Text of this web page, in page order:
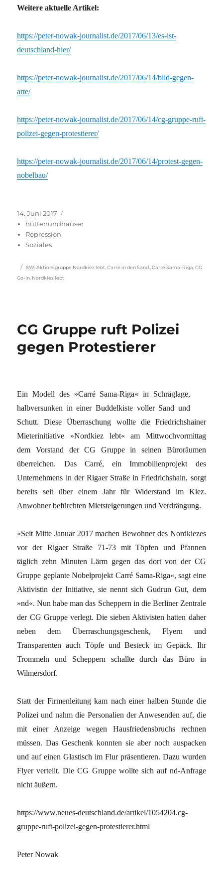
Weitere aktuelle Artikel:
https://peter-nowak-journalist.de/2017/06/13/es-ist-
deutschland-hier/
https://peter-nowak-journalist.de/2017/06/14/bild-gegen-
arte/
https://peter-nowak-journalist.de/2017/06/14/cg-gruppe-ruft-
polizei-gegen-protestierer/
https://peter-nowak-journalist.de/2017/06/14/protest-gegen-
nobelbau/
Veröffentlicht
am
14. Juni 2017
hüttenundhäuser
Repression
Soziales
Schlagwörter
SW: Aktionsgruppe Nordkiez lebt ,Carrè in den Sand. ,Carré Sama-Riga ,CG
Go-In Nordkiez lebt
CG Gruppe ruft Polizei
gegen Protestierer
Ein Modell des »Carré Sama-Riga« in Schräglage,
halbversunken in einer Buddelkiste voller Sand und
Schutt. Diese Überraschung wollte die Friedrichshainer
Mieterinitiative »Nordkiez lebt« am Mittwochvormittag
dem Vorstand der CG Gruppe in seinen Büroräumen
überreichen. Das Carré, ein Immobilienprojekt des
Unternehmens in der Rigaer Straße in Friedrichshain, sorgt
bereits seit über einem Jahr für Widerstand im Kiez.
Anwohner befürchten Mietsteigerungen und Verdrängung.
»Seit Mitte Januar 2017 machen Bewohner des Nordkiezes
vor der Rigaer Straße 71-73 mit Töpfen und Pfannen
täglich zehn Minuten Lärm gegen das dort von der CG
Gruppe geplante Nobelprojekt Carré Sama-Riga«, sagt eine
Aktivistin der Initiative, sie nennt sich Gudrun Gut, dem
»nd«. Nun habe man das Scheppern in die Berliner Zentrale
der CG Gruppe verlegt. Die sieben Aktivisten hatten daher
neben dem Überraschungsgeschenk, Flyern und
Transparenten auch Töpfe und Besteck im Gepäck. Ihr
Trommeln und Scheppern schallte durch das Büro in
Wilmersdorf.
Statt der Firmenleitung kam nach einer halben Stunde die
Polizei und nahm die Personalien der Anwesenden auf, die
mit einer Anzeige wegen Hausfriedensbruchs rechnen
müssen. Das Geschenk konnten sie aber noch auspacken
und auf einen Glastisch im Flur präsentieren. Dazu wurden
Flyer verteilt. Die CG Gruppe wollte sich auf nd-Anfrage
nicht äußern.
https://www.neues-deutschland.de/artikel/1054204.cg-
gruppe-ruft-polizei-gegen-protestierer.html
Peter Nowak